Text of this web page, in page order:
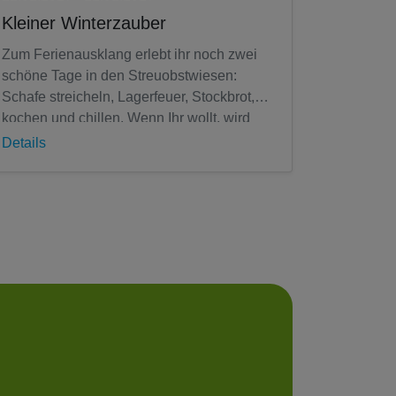
Kleiner Winterzauber
Zum Ferienausklang erlebt ihr noch zwei
schöne Tage in den Streuobstwiesen:
Schafe streicheln, Lagerfeuer, Stockbrot,
kochen und chillen. Wenn Ihr wollt, wird
auch gewerkelt: zum Beispiel Kerzen...
Details